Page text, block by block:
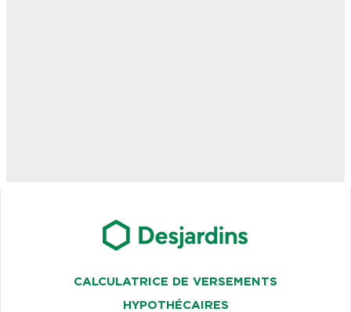
CALCULATRICE DE VERSEMENTS
HYPOTHÉCAIRES